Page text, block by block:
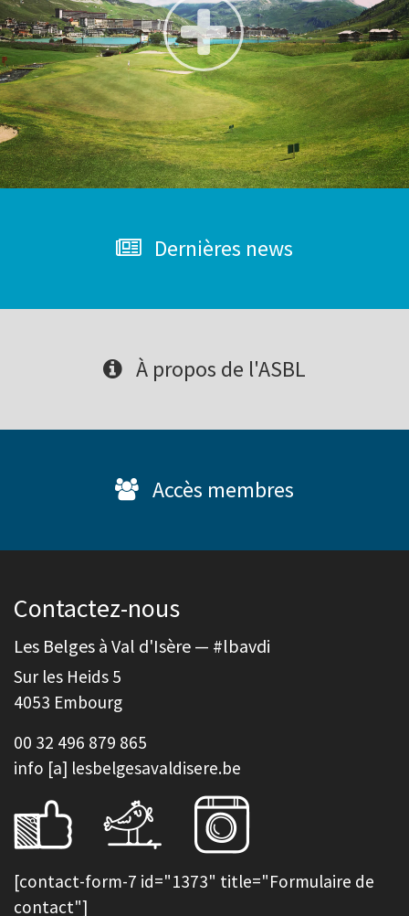
Dernières news
À propos de l'ASBL
Accès membres
Contactez-nous
Les Belges à Val d'Isère — #lbavdi
Sur les Heids 5
4053 Embourg
00 32 496 879 865
info [a] lesbelgesavaldisere.be
[contact-form-7 id="1373" title="Formulaire de
contact"]